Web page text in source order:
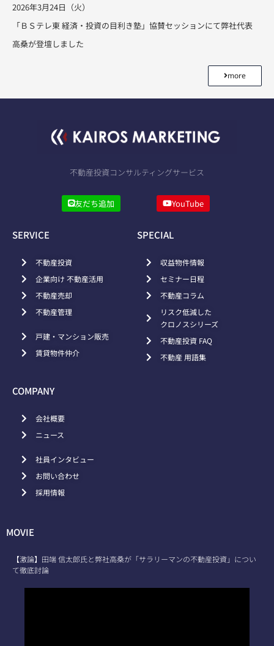
2026年3月24日（火）
「ＢＳテレ東 経済・投資の目利き塾」協賛セッションにて弊社代表
高桑が登壇しました
more
不動産投資コンサルティングサービス
友だち追加 YouTube
SERVICE
不動産投資
企業向け 不動産活用
不動産売却
不動産管理
戸建・マンション販売
賃貸物件仲介
SPECIAL
収益物件情報
セミナー日程
不動産コラム
リスク低減した
クロノスシリーズ
不動産投資 FAQ
不動産 用語集
COMPANY
会社概要
ニュース
社員インタビュー
お問い合わせ
採用情報
MOVIE
【激論】田端 信太郎氏と弊社高桑が「サラリーマンの不動産投資」につい
て徹底討論